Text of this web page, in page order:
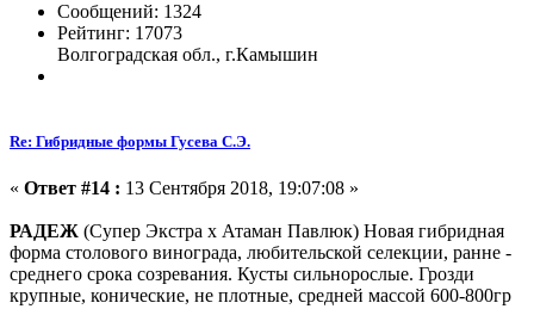
Сообщений: 1324
Рейтинг: 17073
Волгоградская обл., г.Камышин
Re: Гибридные формы Гусева С.Э.
« Ответ #14 : 13 Сентября 2018, 19:07:08 »
РАДЕЖ (Супер Экстра х Атаман Павлюк) Новая гибридная
форма столового винограда, любительской селекции, ранне -
среднего срока созревания. Кусты сильнорослые. Грозди
крупные, конические, не плотные, средней массой 600-800гр